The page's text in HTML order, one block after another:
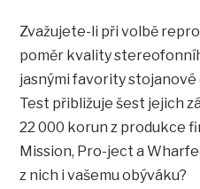
Zvažujete-li při volbě
poměr kvality
jasnými favority stojanové
Test přibližuje šest jejich
22 000 korun z produkce
Mission, Pro-ject a
z nich i vašemu obýváku?